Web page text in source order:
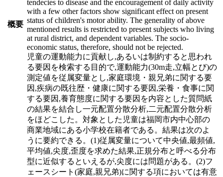
概要
tendecies to disease and the encouragement of daily activity
with a few other factors show significant effect on present
status of children's motor ability. The generality of above
mentioned results is restricted to present subjects who living
at rural district, and dependent variables. The socio-
economic status, therefore, should not be rejected.
児童の運動能力に貢献し,あるいは制約すると思われ
る要因を検索する目的で,運動能力(30m走,立幅とび)の
測定値を従属変量とし,家庭環境・親兄弟に関する要
因,疾病の既往歴・健康に関する要因,栄養・食事に関
する要因,養育態度に関する要因を内容とした質問紙
の結果を結合し一元配置分散分析,二元配置分散分析
をほどこした。対象とした児童は福岡市内中心部の
商業地域にある小学校在籍者である。結果は次のよ
うに要約できる。(1)従属変量について中央値,最頻値,
平均値,尖度,歪度を求めた結果,正規分布と呼べる分布
型に近似するといえるが,尖度には問題がある。(2)フ
ェースシート(家庭,親兄弟)に関する項においては有意